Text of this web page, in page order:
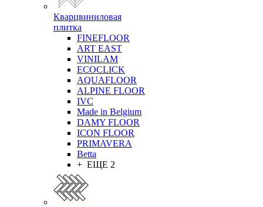
Кварцвиниловая
плитка
FINEFLOOR
ART EAST
VINILAM
ECOCLICK
AQUAFLOOR
ALPINE FLOOR
IVC
Made in Belgium
DAMY FLOOR
ICON FLOOR
PRIMAVERA
Betta
+ ЕЩЕ 2